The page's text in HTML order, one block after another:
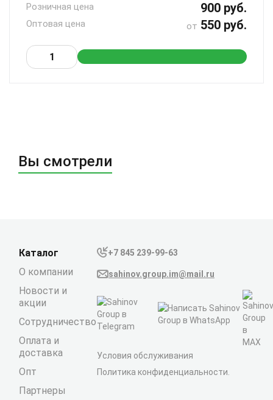
Розничная цена 900 руб.
Оптовая цена от 550 руб.
Вы смотрели
Каталог
О компании
Новости и
акции
Сотрудничество
Оплата и
доставка
Опт
Партнеры
+7 845 239-99-63
sahinov.group.im@mail.ru
Условия обслуживания
Политика конфиденциальности.